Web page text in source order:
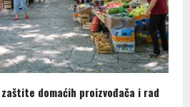
domaćih proizvođača i rad